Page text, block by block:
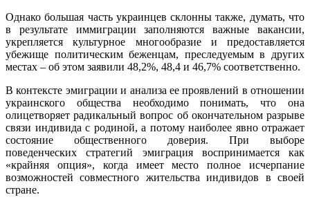
Однако большая часть украинцев склонны также, думать, что
в результате иммиграции заполняются важные вакансии,
укрепляется культурное многообразие и предоставляется
убежище политическим беженцам, преследуемым в других
местах – об этом заявили 48,2%, 48,4 и 46,7% соответственно.
В контексте эмиграции и анализа ее проявлений в отношении
украинского общества необходимо понимать, что она
олицетворяет радикальный вопрос об окончательном разрыве
связи индивида с родиной, а потому наиболее явно отражает
состояние общественного доверия. При выборе
поведенческих стратегий эмиграция воспринимается как
«крайняя опция», когда имеет место полное исчерпание
возможностей совместного жительства индивидов в своей
стране.